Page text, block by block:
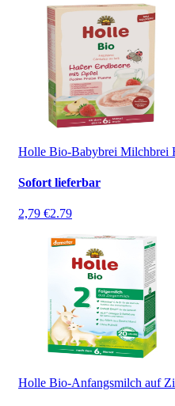
Holle Bio-Babybrei Milchbrei
Sofort lieferbar
2,79 €2.79
Holle Bio-Anfangsmilch auf